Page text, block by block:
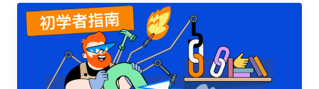
新时代。 一、 深入理解链接建设效果追踪的意义 许
多人在进行链接建设时，往往缺乏明确的目标和方
向，就像在黑暗中摸索前行。他们只知道不断地去获
取链接，却不清楚哪些链接真正有效，哪些链接只是
浪费时间和精力。这种做法不仅效率低，还可能适得